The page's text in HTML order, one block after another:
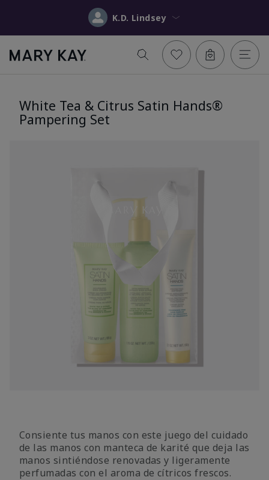
K.D. Lindsey
White Tea & Citrus Satin Hands®
Pampering Set
Consiente tus manos con este juego del cuidado
de las manos con manteca de karité que deja las
manos sintiéndose renovadas y ligeramente
perfumadas con el aroma de cítricos frescos.